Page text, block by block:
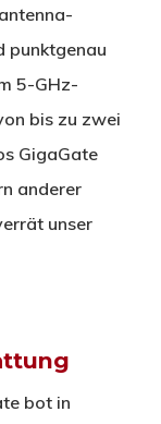
punktgenau
5-GHz-
bis zu zwei
GigaGate
anderer
unser
bot in